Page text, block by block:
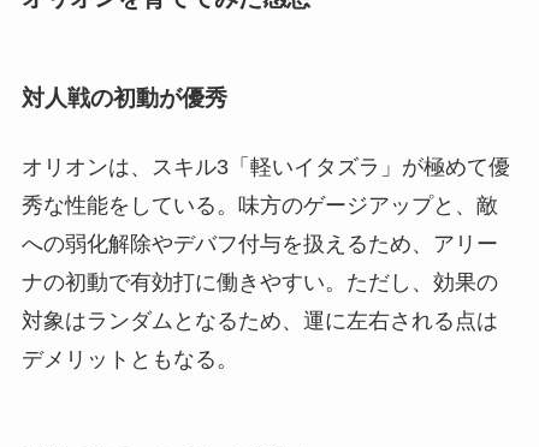
対人戦の初動が優秀
オリオンは、スキル3「軽いイタズラ」が極めて優
秀な性能をしている。味方のゲージアップと、敵
への弱化解除やデバフ付与を扱えるため、アリー
ナの初動で有効打に働きやすい。ただし、効果の
対象はランダムとなるため、運に左右される点は
デメリットともなる。